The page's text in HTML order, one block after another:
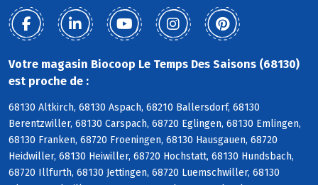
Votre magasin Biocoop Le Temps Des Saisons (68130)
est proche de :
68130 Altkirch, 68130 Aspach, 68210 Ballersdorf, 68130
Berentzwiller, 68130 Carspach, 68720 Eglingen, 68130 Emlingen,
68130 Franken, 68720 Froeningen, 68130 Hausgauen, 68720
Heidwiller, 68130 Heiwiller, 68720 Hochstatt, 68130 Hundsbach,
68720 Illfurth, 68130 Jettingen, 68720 Luemschwiller, 68130